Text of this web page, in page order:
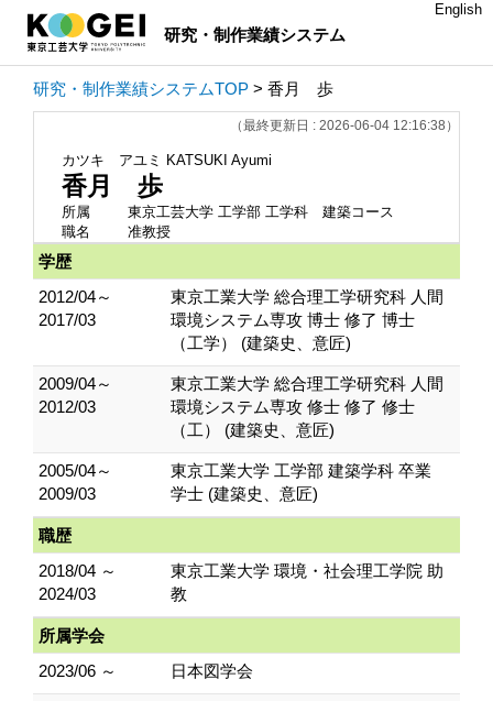
研究・制作業績システム
English
研究・制作業績システムTOP > 香月 歩
（最終更新日 : 2026-06-04 12:16:38）
カツキ アユミ KATSUKI Ayumi
香月 歩
所属
東京工芸大学 工学部 工学科 建築コース
職名
准教授
学歴
2012/04～
2017/03
東京工業大学 総合理工学研究科 人間
環境システム専攻 博士 修了 博士
（工学） (建築史、意匠)
2009/04～
2012/03
東京工業大学 総合理工学研究科 人間
環境システム専攻 修士 修了 修士
（工） (建築史、意匠)
2005/04～
2009/03
東京工業大学 工学部 建築学科 卒業
学士 (建築史、意匠)
職歴
2018/04 ～
2024/03
東京工業大学 環境・社会理工学院 助
教
所属学会
2023/06 ～
日本図学会